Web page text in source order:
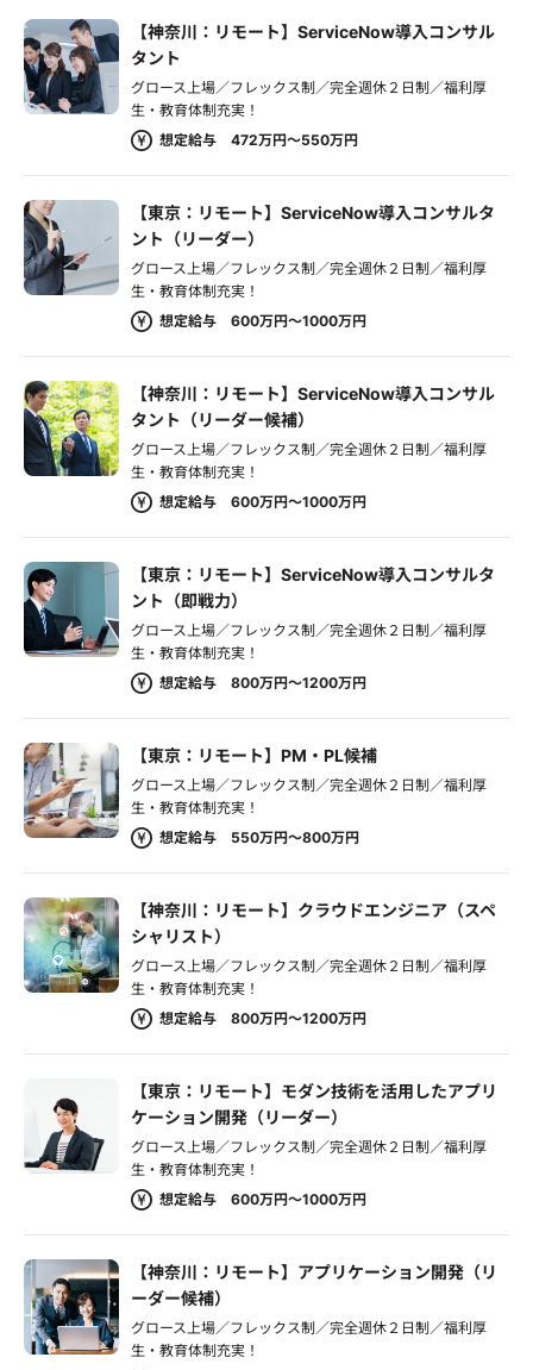
【神奈川：リモート】ServiceNow導入コンサル
タント
グロース上場／フレックス制／完全週休２日制／福利厚
生・教育体制充実！
想定給与 472万円～550万円
【東京：リモート】ServiceNow導入コンサルタ
ント（リーダー）
グロース上場／フレックス制／完全週休２日制／福利厚
生・教育体制充実！
想定給与 600万円～1000万円
【神奈川：リモート】ServiceNow導入コンサル
タント（リーダー候補）
グロース上場／フレックス制／完全週休２日制／福利厚
生・教育体制充実！
想定給与 600万円～1000万円
【東京：リモート】ServiceNow導入コンサルタ
ント（即戦力）
グロース上場／フレックス制／完全週休２日制／福利厚
生・教育体制充実！
想定給与 800万円～1200万円
【東京：リモート】PM・PL候補
グロース上場／フレックス制／完全週休２日制／福利厚
生・教育体制充実！
想定給与 550万円～800万円
【神奈川：リモート】クラウドエンジニア（スペ
シャリスト）
グロース上場／フレックス制／完全週休２日制／福利厚
生・教育体制充実！
想定給与 800万円～1200万円
【東京：リモート】モダン技術を活用したアプリ
ケーション開発（リーダー）
グロース上場／フレックス制／完全週休２日制／福利厚
生・教育体制充実！
想定給与 600万円～1000万円
【神奈川：リモート】アプリケーション開発（リ
ーダー候補）
グロース上場／フレックス制／完全週休２日制／福利厚
生・教育体制充実！